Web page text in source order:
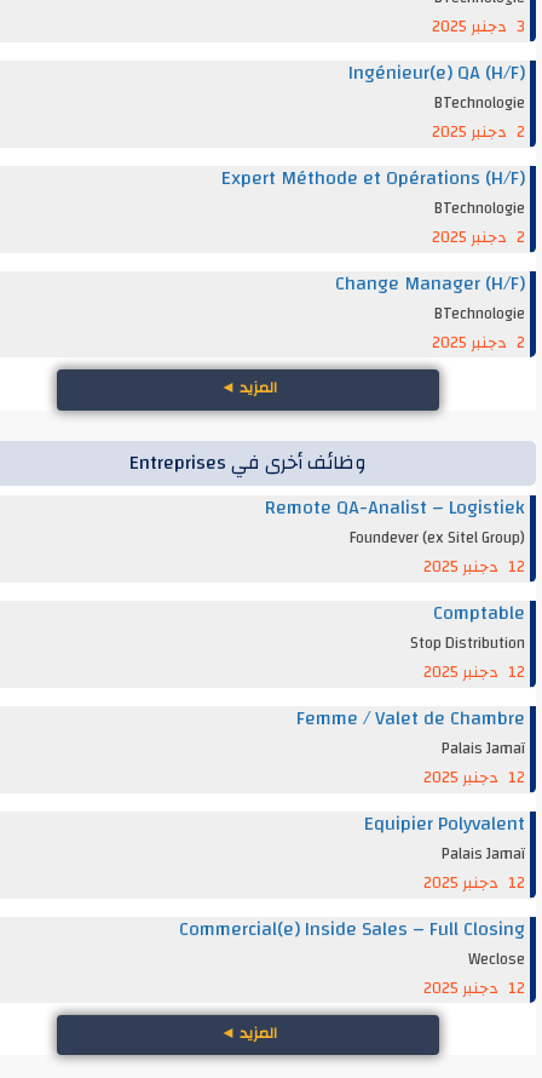
Ingénieur(e) QA
Expert Méthode et Opérations
Change Manager
◄
وظائف أخرى في Entreprises
Remote QA-Analist –
Foundever (ex Sitel
Stop
Femme / Valet de
Palais
Equipier
Palais
Commercial(e) Inside Sales – Full
◄